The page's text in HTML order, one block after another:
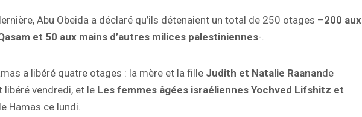
Abu Obeida a déclaré qu’ils détenaient un total de 250 otages –200 aux
et 50 aux mains d’autres milices palestiniennes-.
a libéré quatre otages : la mère et la fille Judith et Natalie Raanande
vendredi, et le Les femmes âgées israéliennes Yochved Lifshitz et
Hamas ce lundi.